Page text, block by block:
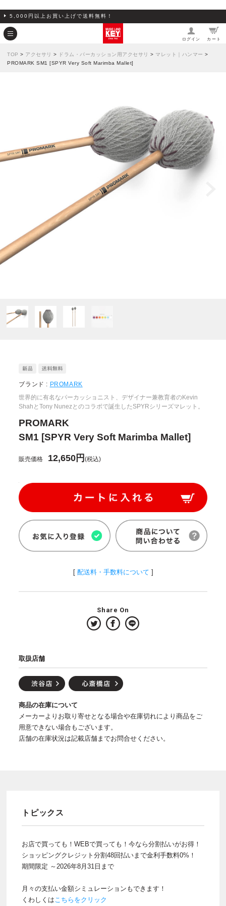
5,000円以上お買い上げで送料無料！
ログイン カート
TOP > アクセサリ > ドラム・パーカッション用アクセサリ > マレット｜ハンマー >
PROMARK SM1 [SPYR Very Soft Marimba Mallet]
ブランド : PROMARK
世界的に有名なパーカッショニスト、デザイナー兼教育者のKevin
ShahとTony Nunezとのコラボで誕生したSPYRシリーズマレット。
PROMARK
SM1 [SPYR Very Soft Marimba Mallet]
販売価格 12,650円(税込)
[ 配送料・手数料について ]
Share On
取扱店舗
商品の在庫について
メーカーよりお取り寄せとなる場合や在庫切れにより商品をご
用意できない場合もございます。
店舗の在庫状況は記載店舗までお問合せください。
トピックス
お店で買っても！WEBで買っても！今なら分割払いがお得！
ショッピングクレジット分割48回払いまで金利手数料0%！
期間限定 ～2026年8月31日まで
月々の支払い金額シミュレーションもできます！
くわしくはこちらをクリック